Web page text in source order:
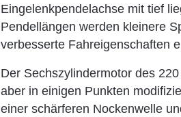
Eingelenkpendelachse mit tief
Pendellängen werden kleinere
verbesserte Fahreigenschaften
Der Sechszylindermotor des
aber in einigen Punkten
einer schärferen Nockenwelle